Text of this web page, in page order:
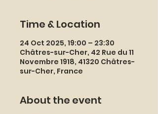
Time & Location
24 Oct 2025, 19:00 – 23:30
Châtres-sur-Cher, 42 Rue du 11
Novembre 1918, 41320 Châtres-
sur-Cher, France
About the event